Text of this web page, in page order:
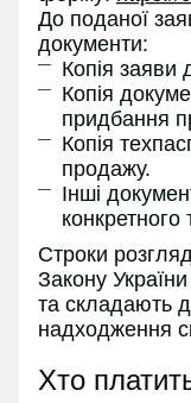
До поданої
документи:
Копія заяви
Копія
придбання
Копія
продажу.
Інші
конкретного
Строки
Закону
та складають
надходження
Хто